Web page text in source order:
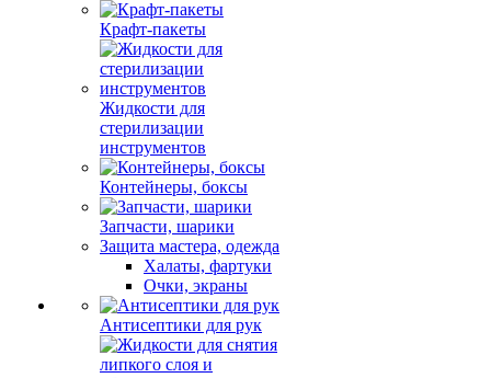
Крафт-пакеты
Жидкости для
стерилизации
инструментов
Контейнеры, боксы
Запчасти, шарики
Защита мастера, одежда
Халаты, фартуки
Очки, экраны
Антисептики для рук